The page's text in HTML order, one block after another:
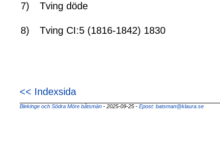
7) Tving döde
8) Tving CI:5 (1816-1842) 1830
<< Indexsida
Blekinge och Södra Möre båtsmän - 2025-09-25 - Epost: batsman@klaura.se